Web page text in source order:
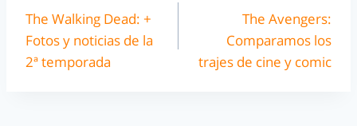
The Walking Dead: +
Fotos y noticias de la
2ª temporada
The Avengers:
Comparamos los
trajes de cine y comic